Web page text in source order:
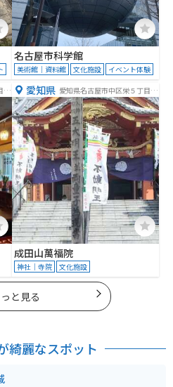
名古屋市科学館
美術館｜資料館 文化施設 イベント体験
１
愛知県 愛知県名古屋市中区栄５丁目２
６−２４
成田山萬福院
神社｜寺院 文化施設
と見る
綺麗なスポット